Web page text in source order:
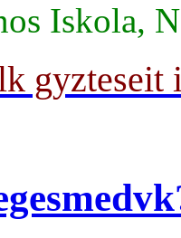
Iskola,
gyzteseit